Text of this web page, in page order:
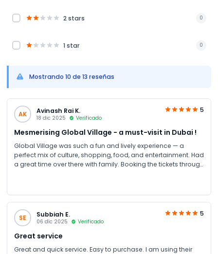
2 stars 0
1 star 0
Mostrando 10 de 13 reseñas
AK Avinash Rai K.
18 dic 2025 Verificado
5
Mesmerising Global Village - a must-visit in Dubai !
Global Village was such a fun and lively experience — a
perfect mix of culture, shopping, food, and entertainment. Had
a great time over there with family. Booking the tickets through
excellent support — very responsive, professional, and helpful
throughout the process. Highly recommended for anyone
visiting Dubai!
SE Subbiah E.
06 dic 2025 Verificado
5
Great service
Great and quick service. Easy to purchase. I am using their